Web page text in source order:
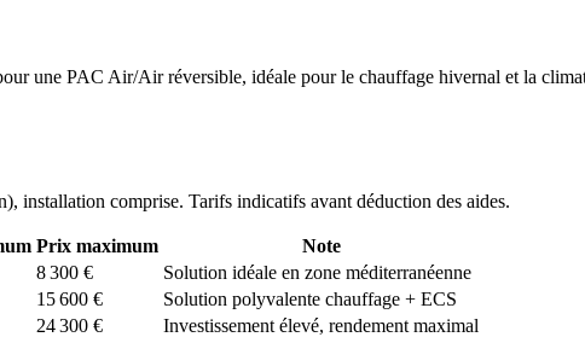
une PAC Air/Air réversible, idéale pour le chauffage hivernal et la
), installation comprise. Tarifs indicatifs avant déduction des aides.
Prix maximum
Note
8 300 €
Solution idéale en zone méditerranéenne
15 600 €
Solution polyvalente chauffage + ECS
24 300 €
Investissement élevé, rendement maximal